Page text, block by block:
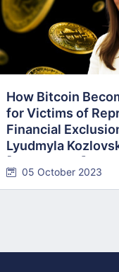
How Bitcoin
for Victims of
Financial
Lyudmyla
05 October 2023